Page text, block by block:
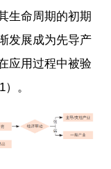
生命周期的初期
发展成为先导产
应用过程中被验
。